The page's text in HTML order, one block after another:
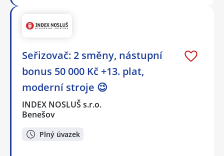
Seřizovač: 2 směny, nástupní
bonus 50 000 Kč +13. plat,
moderní stroje 😉
INDEX NOSLUŠ s.r.o.
Benešov
Plný úvazek